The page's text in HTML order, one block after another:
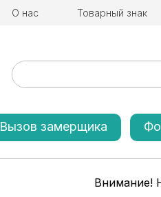
О нас Товарный знак
Вызов замерщика
Внимание!